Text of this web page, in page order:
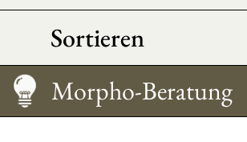
Sortieren
Pflege
Wie trägt man sie?